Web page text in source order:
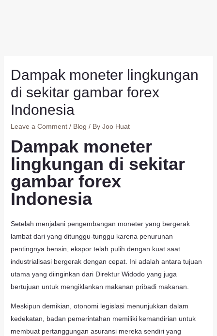
Dampak moneter lingkungan
di sekitar gambar forex
Indonesia
Leave a Comment / Blog / By Joo Huat
Dampak moneter
lingkungan di sekitar
gambar forex
Indonesia
Setelah menjalani pengembangan moneter yang bergerak
lambat dari yang ditunggu-tunggu karena penurunan
pentingnya bensin, ekspor telah pulih dengan kuat saat
industrialisasi bergerak dengan cepat. Ini adalah antara tujuan
utama yang diinginkan dari Direktur Widodo yang juga
bertujuan untuk mengiklankan makanan pribadi makanan.
Meskipun demikian, otonomi legislasi menunjukkan dalam
kedekatan, badan pemerintahan memiliki kemandirian untuk
membuat pertanggungan asuransi mereka sendiri yang